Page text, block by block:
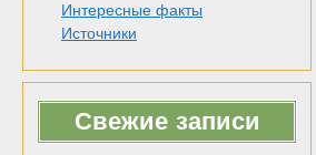
Интересные факты
Источники
Свежие записи